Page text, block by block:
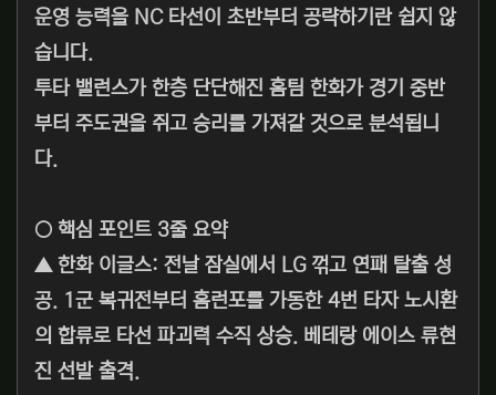
운영 능력을 NC 타선이 초반부터 공략하기란 쉽지 않
습니다.
투타 밸런스가 한층 단단해진 홈팀 한화가 경기 중반
부터 주도권을 쥐고 승리를 가져갈 것으로 분석됩니
다.
○ 핵심 포인트 3줄 요약
▲ 한화 이글스: 전날 잠실에서 LG 꺾고 연패 탈출 성
공. 1군 복귀전부터 홈런포를 가동한 4번 타자 노시환
의 합류로 타선 파괴력 수직 상승. 베테랑 에이스 류현
진 선발 출격.